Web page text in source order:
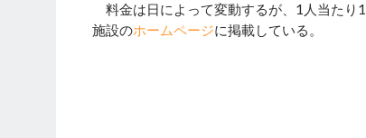
料金は日によって変動するが、1人当たり
施設のホームページに掲載している。